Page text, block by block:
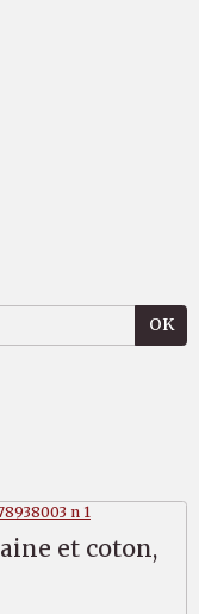
OK
et coton,